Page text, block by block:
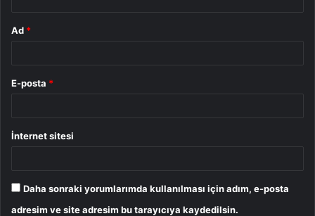
Ad *
E-posta *
İnternet sitesi
Daha sonraki yorumlarımda kullanılması için adım, e-posta
adresim ve site adresim bu tarayıcıya kaydedilsin.